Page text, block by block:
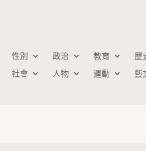
性別 政治 教育
歷
社會
人物 運動 藝